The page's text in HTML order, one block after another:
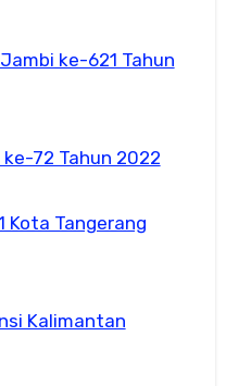
ke-621 Tahun
ke-72 Tahun 2022
Kota Tangerang
Kalimantan